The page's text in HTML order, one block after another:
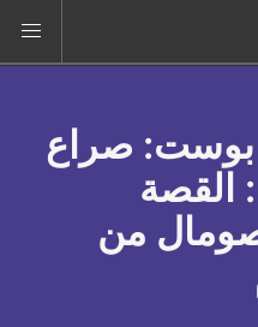
بوست: صراع
القصة
من